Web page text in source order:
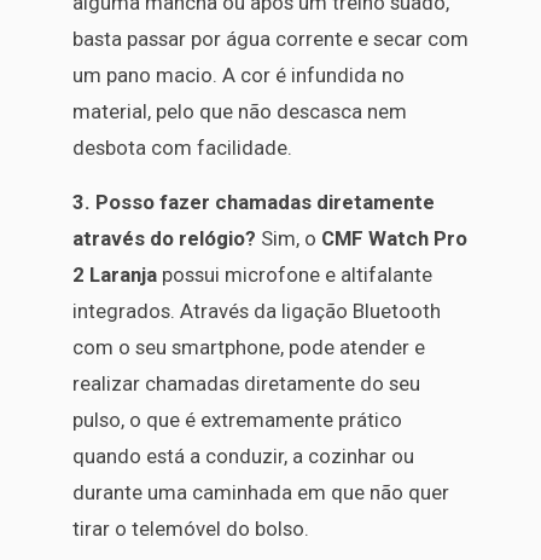
basta passar por água corrente e secar com
um pano macio. A cor é infundida no
material, pelo que não descasca nem
desbota com facilidade.
3. Posso fazer chamadas diretamente
através do relógio? Sim, o CMF Watch Pro
2 Laranja possui microfone e altifalante
integrados. Através da ligação Bluetooth
com o seu smartphone, pode atender e
realizar chamadas diretamente do seu
pulso, o que é extremamente prático
quando está a conduzir, a cozinhar ou
durante uma caminhada em que não quer
tirar o telemóvel do bolso.